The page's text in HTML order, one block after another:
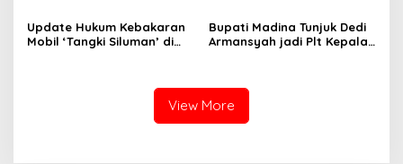
Update Hukum Kebakaran
Mobil ‘Tangki Siluman’ di
Bupati Madina Tunjuk Dedi
Armansyah jadi Plt Kepala
View More